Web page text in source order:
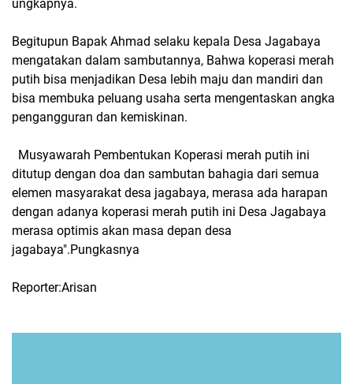
ungkapnya.
Begitupun Bapak Ahmad selaku kepala Desa Jagabaya
mengatakan dalam sambutannya, Bahwa koperasi merah
putih bisa menjadikan Desa lebih maju dan mandiri dan
bisa membuka peluang usaha serta mengentaskan angka
pengangguran dan kemiskinan.
Musyawarah Pembentukan Koperasi merah putih ini
ditutup dengan doa dan sambutan bahagia dari semua
elemen masyarakat desa jagabaya, merasa ada harapan
dengan adanya koperasi merah putih ini Desa Jagabaya
merasa optimis akan masa depan desa
jagabaya".Pungkasnya
Reporter:Arisan